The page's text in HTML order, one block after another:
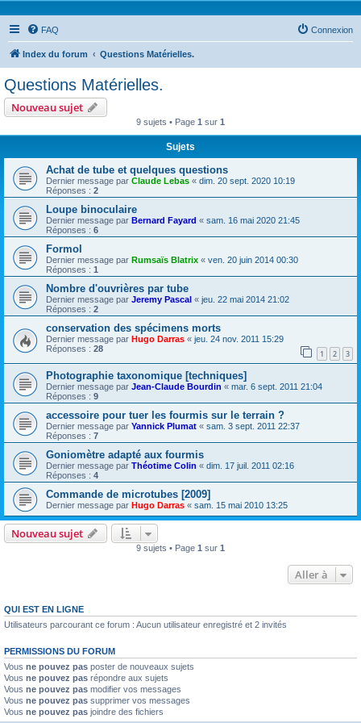
FAQ Connexion
Index du forum Questions Matérielles.
Questions Matérielles.
Nouveau sujet
9 sujets • Page 1 sur 1
Sujets
Achat de tube et quelques questions
Dernier message par Claude Lebas « dim. 20 sept. 2020 10:19
Réponses : 2
Loupe binoculaire
Dernier message par Bernard Fayard « sam. 16 mai 2020 21:45
Réponses : 6
Formol
Dernier message par Rumsaïs Blatrix « ven. 20 juin 2014 00:30
Réponses : 1
Nombre d'ouvrières par tube
Dernier message par Jeremy Pascal « jeu. 22 mai 2014 21:02
Réponses : 2
conservation des spécimens morts
Dernier message par Hugo Darras « jeu. 24 nov. 2011 15:29
Réponses : 28 1 2 3
Photographie taxonomique [techniques]
Dernier message par Jean-Claude Bourdin « mar. 6 sept. 2011 21:04
Réponses : 9
accessoire pour tuer les fourmis sur le terrain ?
Dernier message par Yannick Plumat « sam. 3 sept. 2011 22:37
Réponses : 7
Goniomètre adapté aux fourmis
Dernier message par Théotime Colin « dim. 17 juil. 2011 02:16
Réponses : 4
Commande de microtubes [2009]
Dernier message par Hugo Darras « sam. 15 mai 2010 13:25
Nouveau sujet
9 sujets • Page 1 sur 1
Aller à
QUI EST EN LIGNE
Utilisateurs parcourant ce forum : Aucun utilisateur enregistré et 2 invités
PERMISSIONS DU FORUM
Vous ne pouvez pas poster de nouveaux sujets
Vous ne pouvez pas répondre aux sujets
Vous ne pouvez pas modifier vos messages
Vous ne pouvez pas supprimer vos messages
Vous ne pouvez pas joindre des fichiers